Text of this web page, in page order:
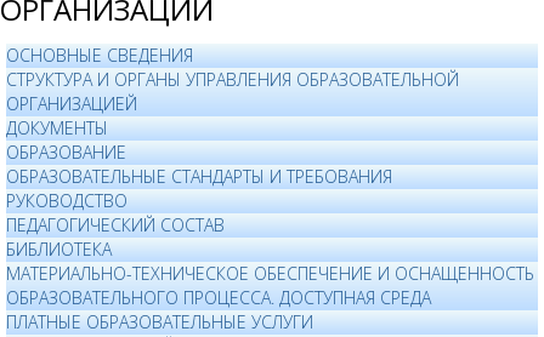
ОРГАНИЗАЦИИ
ОСНОВНЫЕ СВЕДЕНИЯ
СТРУКТУРА И ОРГАНЫ УПРАВЛЕНИЯ ОБРАЗОВАТЕЛЬНОЙ
ОРГАНИЗАЦИЕЙ
ДОКУМЕНТЫ
ОБРАЗОВАНИЕ
ОБРАЗОВАТЕЛЬНЫЕ СТАНДАРТЫ И ТРЕБОВАНИЯ
РУКОВОДСТВО
ПЕДАГОГИЧЕСКИЙ СОСТАВ
БИБЛИОТЕКА
МАТЕРИАЛЬНО-ТЕХНИЧЕСКОЕ ОБЕСПЕЧЕНИЕ И ОСНАЩЕННОСТЬ
ОБРАЗОВАТЕЛЬНОГО ПРОЦЕССА. ДОСТУПНАЯ СРЕДА
ПЛАТНЫЕ ОБРАЗОВАТЕЛЬНЫЕ УСЛУГИ